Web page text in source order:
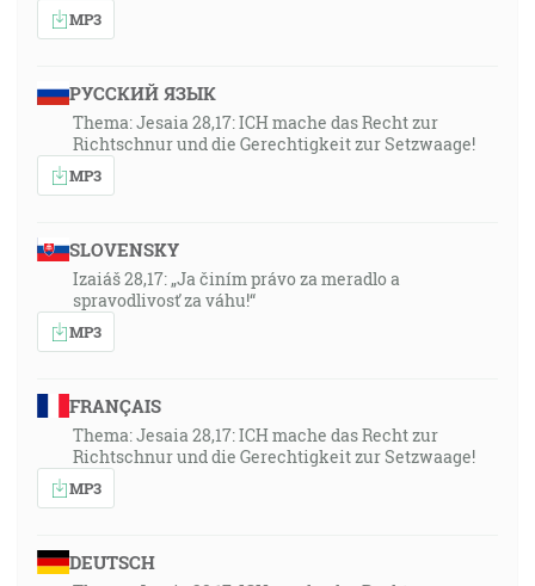
MP3
РУССКИЙ ЯЗЫК
Thema: Jesaia 28,17: ICH mache das Recht zur
Richtschnur und die Gerechtigkeit zur Setzwaage!
MP3
SLOVENSKY
Izaiáš 28,17: „Ja činím právo za meradlo a
spravodlivosť za váhu!“
MP3
FRANÇAIS
Thema: Jesaia 28,17: ICH mache das Recht zur
Richtschnur und die Gerechtigkeit zur Setzwaage!
MP3
DEUTSCH